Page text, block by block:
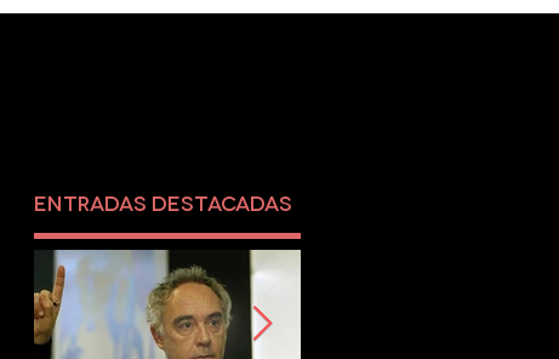
Entradas destacadas